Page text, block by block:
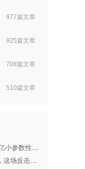
977篇文章
925篇文章
708篇文章
510篇文章
DeepSeek V4 Lite悄然更新：2000亿小参数性能逼近美国顶流
硬刚到底！大疆正式起诉美国FCC，这场反击太解气